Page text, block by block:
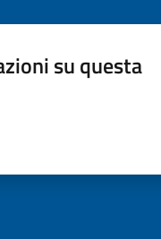
su questa